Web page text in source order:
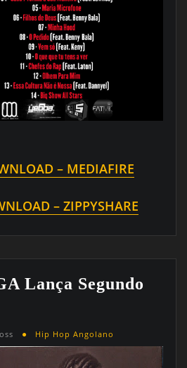
– MEDIAFIRE
– ZIPPYSHARE
Lança Segundo
Hip Hop Angolano